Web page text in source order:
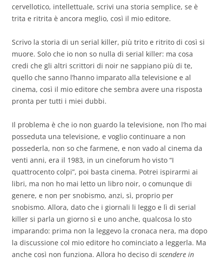
cervellotico, intellettuale, scrivi una storia semplice, se è
trita e ritrita è ancora meglio, così il mio editore.
Scrivo la storia di un serial killer, più trito e ritrito di così si
muore. Solo che io non so nulla di serial killer: ma cosa
credi che gli altri scrittori di noir ne sappiano più di te,
quello che sanno l’hanno imparato alla televisione e al
cinema, così il mio editore che sembra avere una risposta
pronta per tutti i miei dubbi.
Il problema è che io non guardo la televisione, non l’ho mai
posseduta una televisione, e voglio continuare a non
possederla, non so che farmene, e non vado al cinema da
venti anni, era il 1983, in un cineforum ho visto “I
quattrocento colpi”, poi basta cinema. Potrei ispirarmi ai
libri, ma non ho mai letto un libro noir, o comunque di
genere, e non per snobismo, anzi, sì, proprio per
snobismo. Allora, dato che i giornali li leggo e lì di serial
killer si parla un giorno sì e uno anche, qualcosa lo sto
imparando: prima non la leggevo la cronaca nera, ma dopo
la discussione col mio editore ho cominciato a leggerla. Ma
anche così non funziona. Allora ho deciso di scendere in